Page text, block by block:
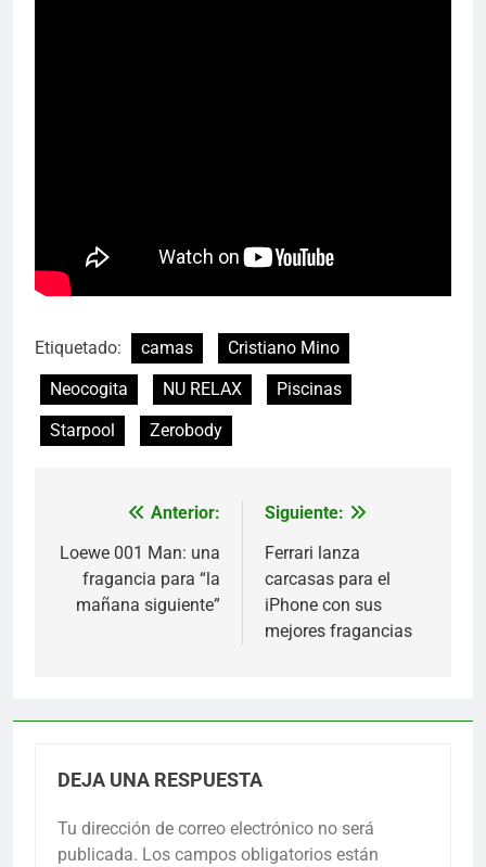
Etiquetado: camas
Cristiano Mino
Neocogita
NU RELAX
Piscinas
Starpool
Zerobody
Navegación
de
entradas
Anterior:
Loewe 001 Man: una
fragancia para “la
mañana siguiente”
Siguiente:
Ferrari lanza
carcasas para el
iPhone con sus
mejores fragancias
DEJA UNA RESPUESTA
Tu dirección de correo electrónico no será
publicada. Los campos obligatorios están